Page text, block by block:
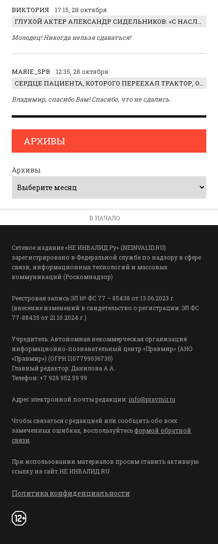
ВИКТОРИЯ
17:15, 28 октября
ГЛУХОЙ АКТЕР АЛЕКСАНДР СИДЕЛЬНИКОВ: «С НАСЛАЖДЕНИЕМ ИГРАЛ ОТРИЦАТЕЛЬНОГО ГЕРОЯ!»
Молодец! Никогда нельзя сдаваться!
MARIE_SPB
12:35, 28 октября
СЕРДЦЕ ПАЦИЕНТА, КОТОРОГО ПЕРЕЕХАЛ ТРАКТОР, ОБНАРУЖИЛИ… В ЖИВОТЕ
Владимир, спасибо Вам! Спасибо, что не сдались.
АРХИВЫ
Архивы
В НАЧАЛО
Сетевое издание «НЕ ИНВАЛИД.Ру» (NEINVALID.RU)
зарегистрировано в Федеральной службе по надзору в сфере
связи, информационных технологий и массовых
коммуникаций (Роскомнадзор)
Реестровая запись ЭЛ № ФС 77 – 85438 от 13.06.2023 г.
(внесение изменений в свидетельство о регистрации: ЭЛ ФС
77-88435 от 21.10.2024 г.)
Учредитель: Автономная некоммерческая организация
информационно-познавательный центр «Правмир» (АНО
«Правмир») (ОГРН 1107799036730)
Главный редактор: Данилова А.А.
Телефон: +7 929 952 59 99
Адрес электронной почты редакции: info@pravmir.ru
Чтобы связаться с редакцией или сообщить обо всех
замеченных ошибках, воспользуйтесь формой обратной
связи.
При использовании материалов просим ставить активную
ссылку на сайт НЕ ИНВАЛИД.RU
Политика конфиденциальности